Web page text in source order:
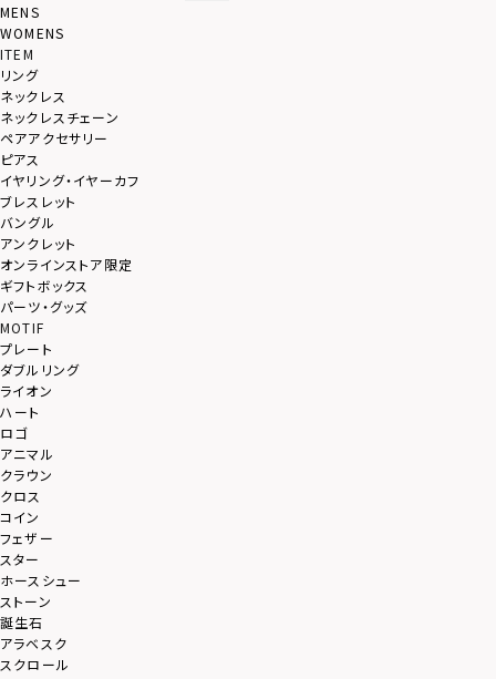
MENS
WOMENS
ITEM
リング
ネックレス
ネックレスチェーン
ペアアクセサリー
ピアス
イヤリング・イヤーカフ
ブレスレット
バングル
アンクレット
オンラインストア限定
ギフトボックス
パーツ・グッズ
MOTIF
プレート
ダブルリング
ライオン
ハート
ロゴ
アニマル
クラウン
クロス
コイン
フェザー
スター
ホースシュー
ストーン
誕生石
アラベスク
スクロール